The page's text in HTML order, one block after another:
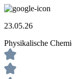
23.05.26
Physikalische